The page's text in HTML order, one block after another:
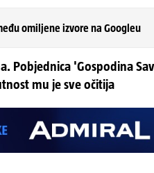
omiljene izvore na Googleu
Pobjednica 'Gospodina
mu je sve očitija